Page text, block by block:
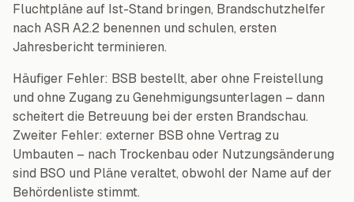
Fluchtpläne auf Ist-Stand bringen, Brandschutzhelfer
nach ASR A2.2 benennen und schulen, ersten
Jahresbericht terminieren.
Häufiger Fehler: BSB bestellt, aber ohne Freistellung
und ohne Zugang zu Genehmigungsunterlagen – dann
scheitert die Betreuung bei der ersten Brandschau.
Zweiter Fehler: externer BSB ohne Vertrag zu
Umbauten – nach Trockenbau oder Nutzungsänderung
sind BSO und Pläne veraltet, obwohl der Name auf der
Behördenliste stimmt.